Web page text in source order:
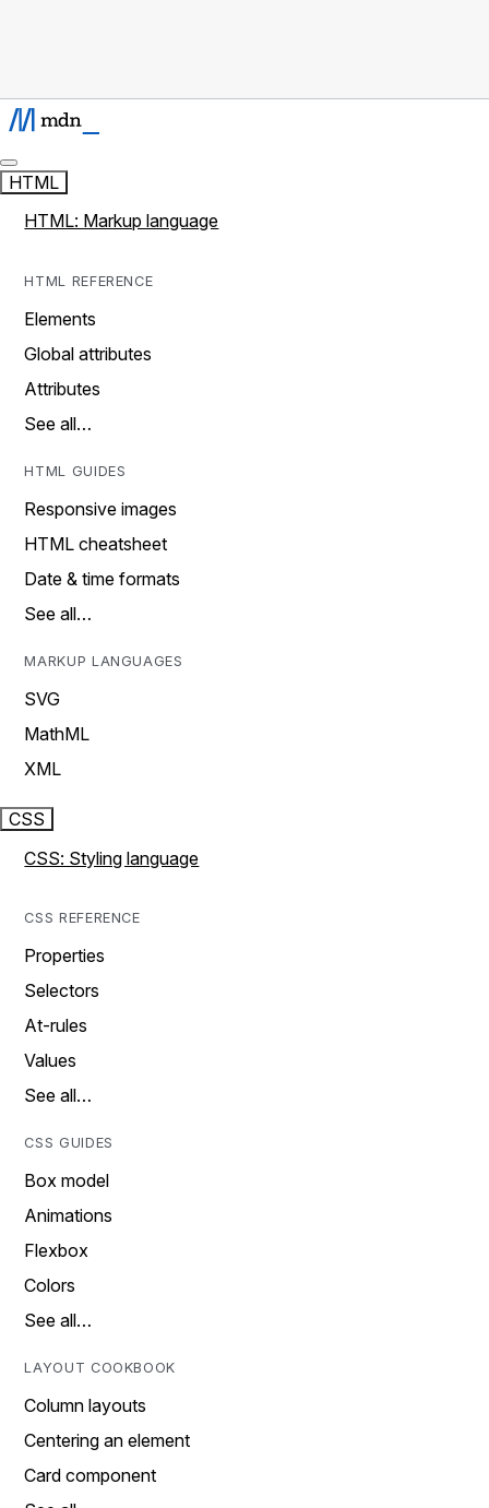
HTML
HTML: Markup language
HTML REFERENCE
Elements
Global attributes
Attributes
See all…
HTML GUIDES
Responsive images
HTML cheatsheet
Date & time formats
See all…
MARKUP LANGUAGES
SVG
MathML
XML
CSS
CSS: Styling language
CSS REFERENCE
Properties
Selectors
At-rules
Values
See all…
CSS GUIDES
Box model
Animations
Flexbox
Colors
See all…
LAYOUT COOKBOOK
Column layouts
Centering an element
Card component